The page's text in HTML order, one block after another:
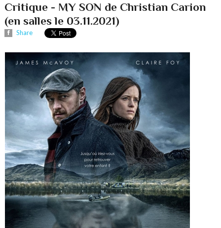
Critique - MY SON de Christian Carion
(en salles le 03.11.2021)
Share